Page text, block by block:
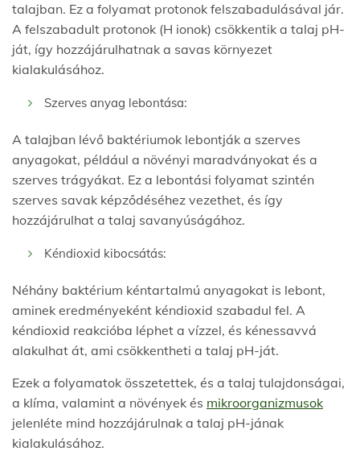
talajban. Ez a folyamat protonok felszabadulásával jár.
A felszabadult protonok (H ionok) csökkentik a talaj pH-
ját, így hozzájárulhatnak a savas környezet
kialakulásához.
Szerves anyag lebontása:
A talajban lévő baktériumok lebontják a szerves
anyagokat, például a növényi maradványokat és a
szerves trágyákat. Ez a lebontási folyamat szintén
szerves savak képződéséhez vezethet, és így
hozzájárulhat a talaj savanyúságához.
Kéndioxid kibocsátás:
Néhány baktérium kéntartalmú anyagokat is lebont,
aminek eredményeként kéndioxid szabadul fel. A
kéndioxid reakcióba léphet a vízzel, és kénessavvá
alakulhat át, ami csökkentheti a talaj pH-ját.
Ezek a folyamatok összetettek, és a talaj tulajdonságai,
a klíma, valamint a növények és mikroorganizmusok
jelenléte mind hozzájárulnak a talaj pH-jának
kialakulásához.